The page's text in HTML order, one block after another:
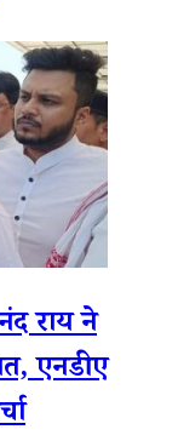
राय ने
एनडीए